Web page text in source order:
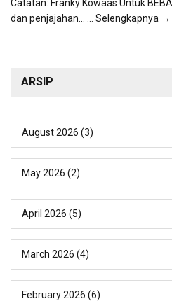
Catatan: Franky Kowaas Untuk
dan penjajahan...
... Selengkapnya →
ARSIP
August 2026 (3)
May 2026 (2)
April 2026 (5)
March 2026 (4)
February 2026 (6)